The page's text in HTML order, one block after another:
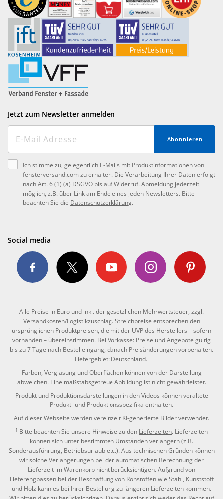
Jetzt zum Newsletter anmelden
Abonnieren
Ich stimme zu, gelegentlich E-Mails mit Produktinformationen von
fensterversand.com zu erhalten. Die Verarbeitung Ihrer Daten erfolgt
nach Art. 6 (1) (a) DSGVO bis auf Widerruf. Abmeldung jederzeit
möglich, z.B. über Link am Ende eines jeden Newsletters. Bitte
beachten Sie die Datenschutzerklärung.
Social media
Alle Preise in Euro und inkl. der gesetzlichen Mehrwertsteuer, zzgl.
Versandkosten/Logistikzuschlag. Streichpreise entsprechen den
ursprünglichen Produktpreisen, die mit der UVP des Herstellers – sofern
vorhanden – übereinstimmen. Bei Vorkasse: Preise und Angebote gültig
bis zu 7 Tage nach Bestelleingang, danach Preisänderungen vorbehalten.
Liefergebiet: Deutschland.
Farben, Verglasung und Oberflächen können von der Darstellung
abweichen. Eine maßstabsgetreue Abbildung ist nicht gewährleistet.
Produkt und Produktionsdarstellungen in den Videos können veraltete
Produkt- und Produktionsspezifika enthalten.
Auf dieser Webseite werden vereinzelt KI-generierte Bilder verwendet.
1 Bitte beachten Sie unsere Hinweise zu den Lieferzeiten. Lieferzeiten
können sich unter bestimmten Umständen verlängern (z.B.
Sonderausführung, Betriebsurlaub etc.). Aus technischen Gründen können
wir solche Verlängerungen bei der automatischen Berechnung der
Lieferzeit im Warenkorb nicht berücksichtigen. Aufgrund von
Lieferengpässen bei der Beschaffung von Rohstoffen wie Stahl, Kunststoff
und Holz kann es bei Ihrer Bestellung zu längeren Lieferzeiten kommen.